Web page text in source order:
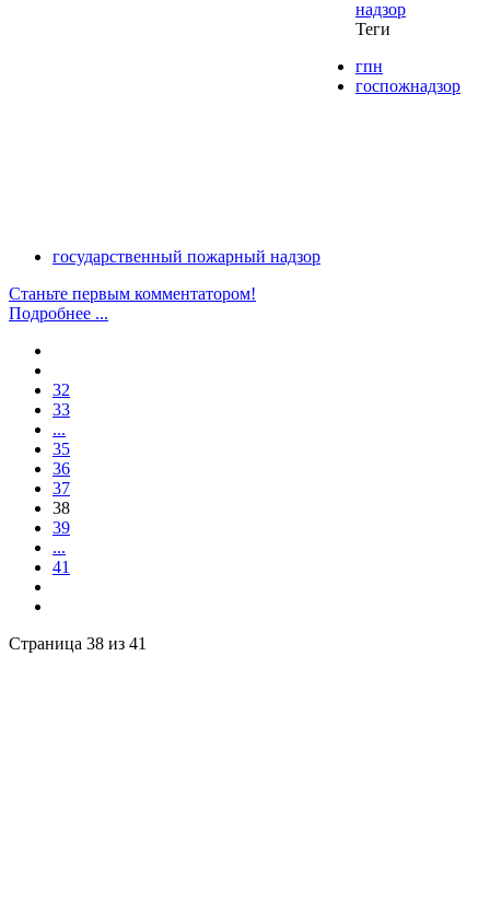
надзор
Теги
гпн
госпожнадзор
государственный пожарный надзор
Станьте первым комментатором!
Подробнее ...
32
33
...
35
36
37
38
39
...
41
Страница 38 из 41